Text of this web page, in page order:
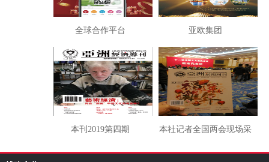
全球合作平台 亚欧集团
本刊2019第四期 本社记者全国两会现场采
访湖南代表团